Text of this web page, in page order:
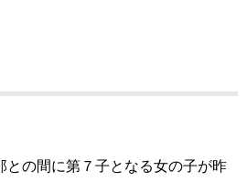
との間に第７子となる女の子が昨